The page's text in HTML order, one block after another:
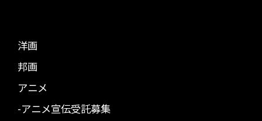
洋画
邦画
アニメ
-アニメ宣伝受託募集